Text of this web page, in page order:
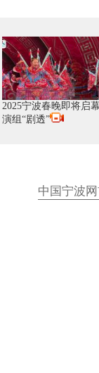
2025宁波春晚即将启
演组“剧透”
中国宁波网